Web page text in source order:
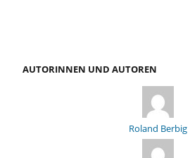
AUTORINNEN UND AUTOREN
Roland Berbig